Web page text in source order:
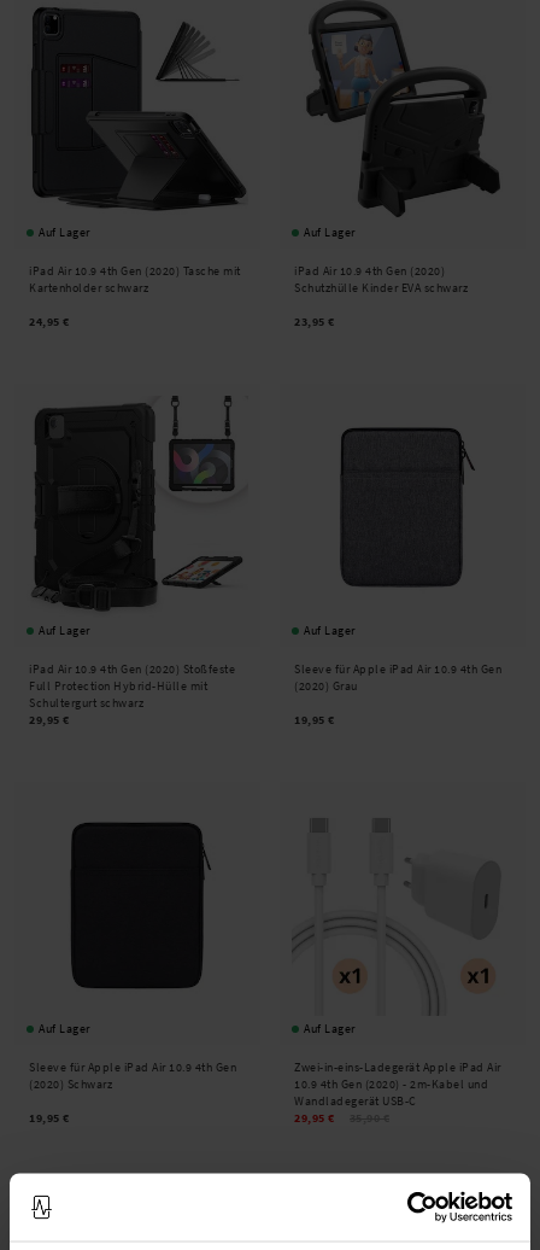
Auf Lager
iPad Air 10.9 4th Gen (2020) Tasche mit
Kartenholder schwarz
24,95 €
Auf Lager
iPad Air 10.9 4th Gen (2020)
Schutzhülle Kinder EVA schwarz
23,95 €
Auf Lager
iPad Air 10.9 4th Gen (2020) Stoßfeste
Full Protection Hybrid-Hülle mit
Schultergurt schwarz
29,95 €
Auf Lager
Sleeve für Apple iPad Air 10.9 4th Gen
(2020) Grau
19,95 €
Auf Lager
Sleeve für Apple iPad Air 10.9 4th Gen
(2020) Schwarz
19,95 €
Auf Lager
Zwei-in-eins-Ladegerät Apple iPad Air
10.9 4th Gen (2020) - 2m-Kabel und
Wandladegerät USB-C
29,95 €